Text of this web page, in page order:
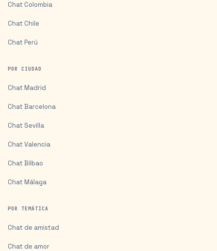
Chat Colombia
Chat Chile
Chat Perú
POR CIUDAD
Chat Madrid
Chat Barcelona
Chat Sevilla
Chat Valencia
Chat Bilbao
Chat Málaga
POR TEMÁTICA
Chat de amistad
Chat de amor